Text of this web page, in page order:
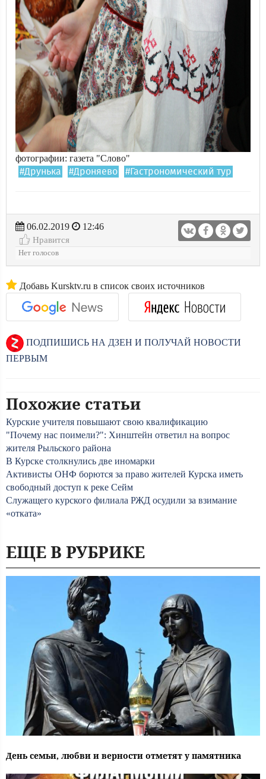
фотографии: газета "Слово"
#Друнька #Дроняево #Гастрономический тур
06.02.2019
12:46
Нравится
Нет голосов
Добавь Kursktv.ru в список своих источников
ПОДПИШИСЬ НА ДЗЕН И ПОЛУЧАЙ НОВОСТИ
ПЕРВЫМ
Похожие статьи
Курские учителя повышают свою квалификацию
"Почему нас поимели?": Хинштейн ответил на вопрос
жителя Рыльского района
В Курске столкнулись две иномарки
Активисты ОНФ борются за право жителей Курска иметь
свободный доступ к реке Сейм
Служащего курского филиала РЖД осудили за взимание
«отката»
ЕЩЕ В РУБРИКЕ
День семьи, любви и верности отметят у памятника